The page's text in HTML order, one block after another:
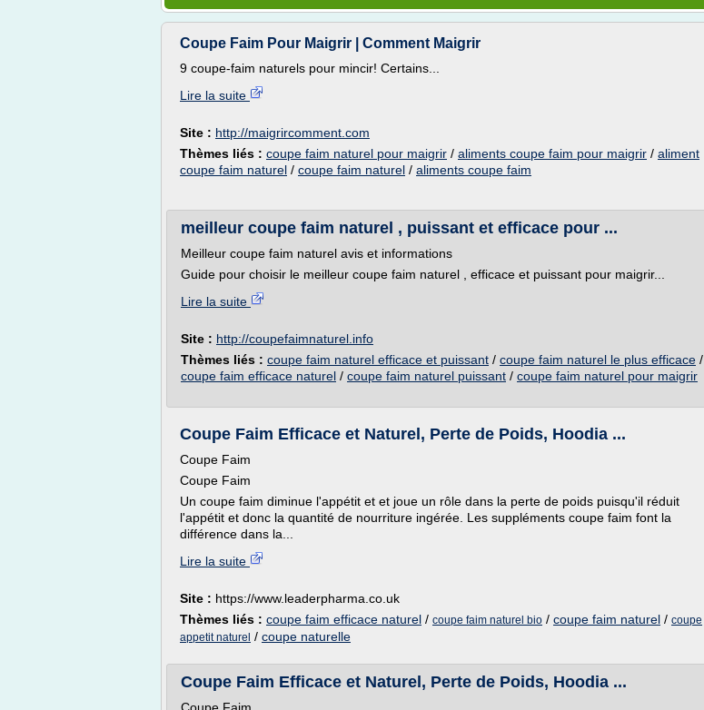
Coupe Faim Pour Maigrir | Comment Maigrir
9 coupe-faim naturels pour mincir! Certains...
Lire la suite
Site : http://maigrircomment.com
Thèmes liés : coupe faim naturel pour maigrir / aliments coupe faim pour maigrir / aliment
coupe faim naturel / coupe faim naturel / aliments coupe faim
meilleur coupe faim naturel , puissant et efficace pour ...
Meilleur coupe faim naturel avis et informations
Guide pour choisir le meilleur coupe faim naturel , efficace et puissant pour maigrir...
Lire la suite
Site : http://coupefaimnaturel.info
Thèmes liés : coupe faim naturel efficace et puissant / coupe faim naturel le plus efficace /
coupe faim efficace naturel / coupe faim naturel puissant / coupe faim naturel pour maigrir
Coupe Faim Efficace et Naturel, Perte de Poids, Hoodia ...
Coupe Faim
Coupe Faim
Un coupe faim diminue l'appétit et et joue un rôle dans la perte de poids puisqu'il réduit
l'appétit et donc la quantité de nourriture ingérée. Les suppléments coupe faim font la
différence dans la...
Lire la suite
Site : https://www.leaderpharma.co.uk
Thèmes liés : coupe faim efficace naturel / coupe faim naturel bio / coupe faim naturel / coupe
appetit naturel / coupe naturelle
Coupe Faim Efficace et Naturel, Perte de Poids, Hoodia ...